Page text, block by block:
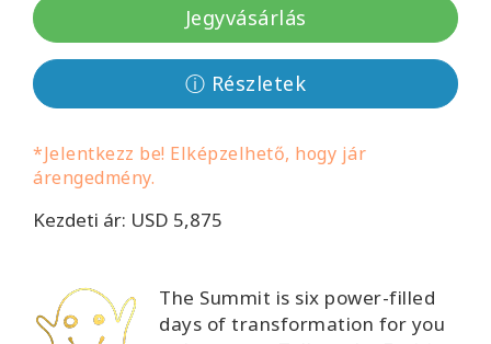
Tanfolyamok
Facilitators
More
KAPCSOLAT
Jegyvásárlás
ⓘ Részletek
*Jelentkezz be! Elképzelhető, hogy jár
árengedmény.
Kezdeti ár: USD 5,875
The Summit is six power-filled
days of transformation for you